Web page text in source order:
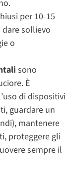
per 10-15
sollievo
o
sono
È
di dispositivi
guardare un
mantenere
proteggere gli
sempre il